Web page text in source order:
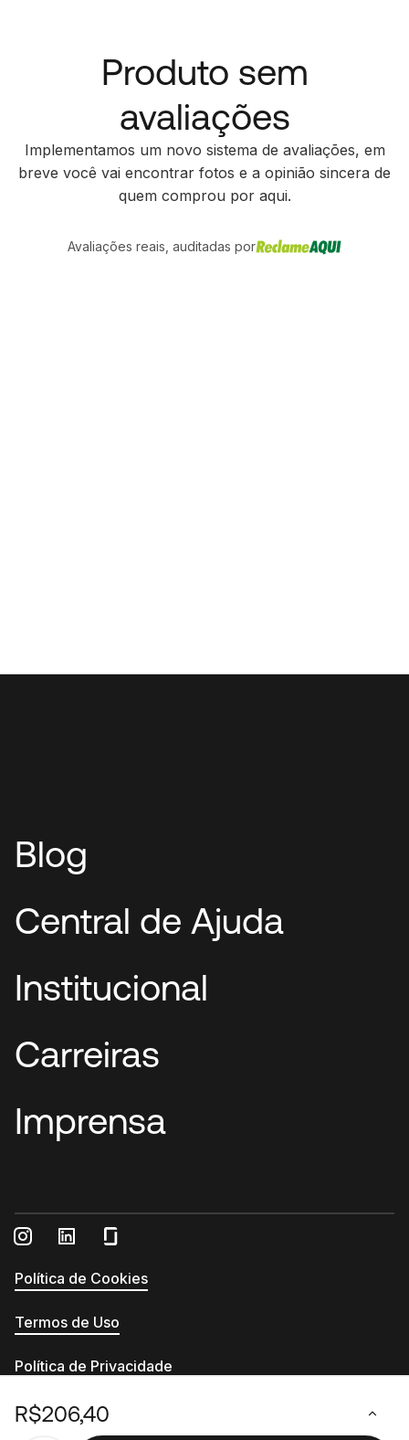
R$206,40
Produto sem
avaliações
Implementamos um novo sistema de avaliações, em
breve você vai encontrar fotos e a opinião sincera de
quem comprou por aqui.
Avaliações reais, auditadas por
Blog
Central de Ajuda
Institucional
Carreiras
Imprensa
Política de Cookies
Termos de Uso
Política de Privacidade
Relatório de Transparência e Igualdade Salarial